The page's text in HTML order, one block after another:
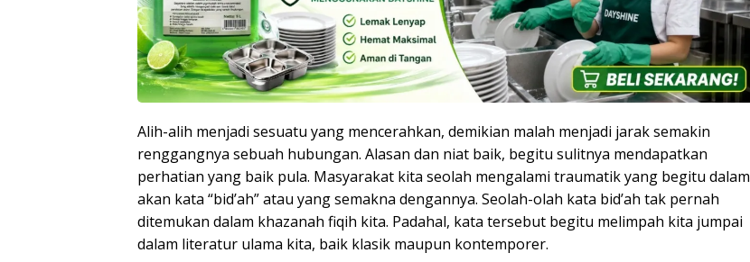
Alih-alih menjadi sesuatu yang mencerahkan, demikian malah menjadi jarak semakin
renggangnya sebuah hubungan. Alasan dan niat baik, begitu sulitnya mendapatkan
perhatian yang baik pula. Masyarakat kita seolah mengalami traumatik yang begitu dalam
akan kata “bid’ah” atau yang semakna dengannya. Seolah-olah kata bid’ah tak pernah
ditemukan dalam khazanah fiqih kita. Padahal, kata tersebut begitu melimpah kita jumpai
dalam literatur ulama kita, baik klasik maupun kontemporer.